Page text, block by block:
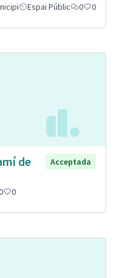
Espai Públic 0 0
de
Acceptada
0